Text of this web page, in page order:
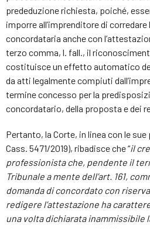
prededuzione richiesta, poiché,
imporre all’imprenditore di corredare
concordataria anche con
terzo comma, l. fall., il
costituisce un effetto automatico
da atti legalmente compiuti
termine concesso per la
concordatario, della proposta e dei
Pertanto, la Corte, in linea con le
Cass. 5471/2019), ribadisce che “il
professionista che, pendente il
Tribunale a mente dell’art. 161,
domanda di concordato con
redigere l’attestazione ha
una volta dichiarata inammissibile